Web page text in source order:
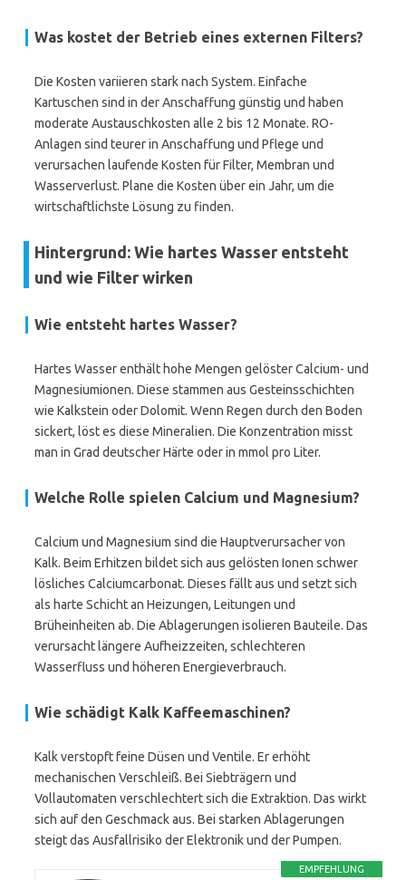
Was kostet der Betrieb eines externen Filters?
Die Kosten variieren stark nach System. Einfache
Kartuschen sind in der Anschaffung günstig und haben
moderate Austauschkosten alle 2 bis 12 Monate. RO-
Anlagen sind teurer in Anschaffung und Pflege und
verursachen laufende Kosten für Filter, Membran und
Wasserverlust. Plane die Kosten über ein Jahr, um die
wirtschaftlichste Lösung zu finden.
Hintergrund: Wie hartes Wasser entsteht
und wie Filter wirken
Wie entsteht hartes Wasser?
Hartes Wasser enthält hohe Mengen gelöster Calcium- und
Magnesiumionen. Diese stammen aus Gesteinsschichten
wie Kalkstein oder Dolomit. Wenn Regen durch den Boden
sickert, löst es diese Mineralien. Die Konzentration misst
man in Grad deutscher Härte oder in mmol pro Liter.
Welche Rolle spielen Calcium und Magnesium?
Calcium und Magnesium sind die Hauptverursacher von
Kalk. Beim Erhitzen bildet sich aus gelösten Ionen schwer
lösliches Calciumcarbonat. Dieses fällt aus und setzt sich
als harte Schicht an Heizungen, Leitungen und
Brüheinheiten ab. Die Ablagerungen isolieren Bauteile. Das
verursacht längere Aufheizzeiten, schlechteren
Wasserfluss und höheren Energieverbrauch.
Wie schädigt Kalk Kaffeemaschinen?
Kalk verstopft feine Düsen und Ventile. Er erhöht
mechanischen Verschleiß. Bei Siebträgern und
Vollautomaten verschlechtert sich die Extraktion. Das wirkt
sich auf den Geschmack aus. Bei starken Ablagerungen
steigt das Ausfallrisiko der Elektronik und der Pumpen.
EMPFEHLUNG